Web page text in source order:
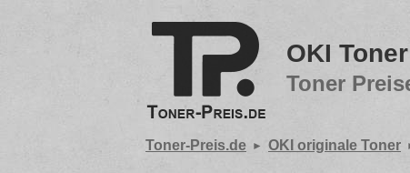
OKI
Toner
Toner-Preis.de OKI originale Toner